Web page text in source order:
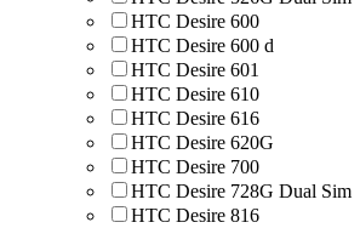
HTC Desire 600
HTC Desire 600 d
HTC Desire 601
HTC Desire 610
HTC Desire 616
HTC Desire 620G
HTC Desire 700
HTC Desire 728G Dual Sim
HTC Desire 816